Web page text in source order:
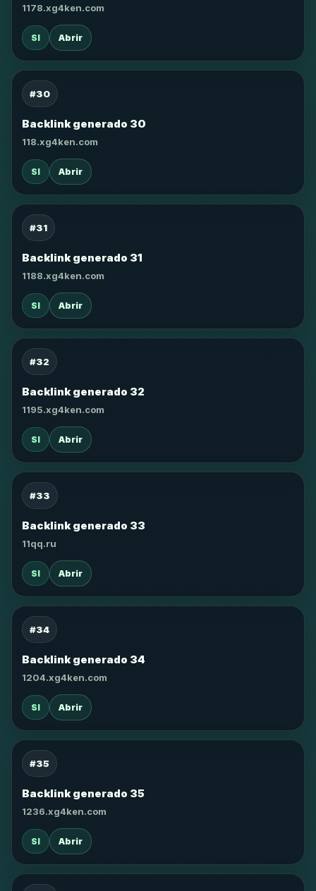
1178.xg4ken.com
SI Abrir
#30
Backlink generado 30
118.xg4ken.com
SI Abrir
#31
Backlink generado 31
1188.xg4ken.com
SI Abrir
#32
Backlink generado 32
1195.xg4ken.com
SI Abrir
#33
Backlink generado 33
11qq.ru
SI Abrir
#34
Backlink generado 34
1204.xg4ken.com
SI Abrir
#35
Backlink generado 35
1236.xg4ken.com
SI Abrir